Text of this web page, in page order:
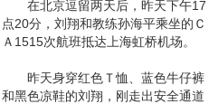
在北京逗留两天后，昨天下午17
点20分，刘翔和教练孙海平乘坐的Ｃ
Ａ1515次航班抵达上海虹桥机场。
昨天身穿红色Ｔ恤、蓝色牛仔裤
和黑色凉鞋的刘翔，刚走出安全通道